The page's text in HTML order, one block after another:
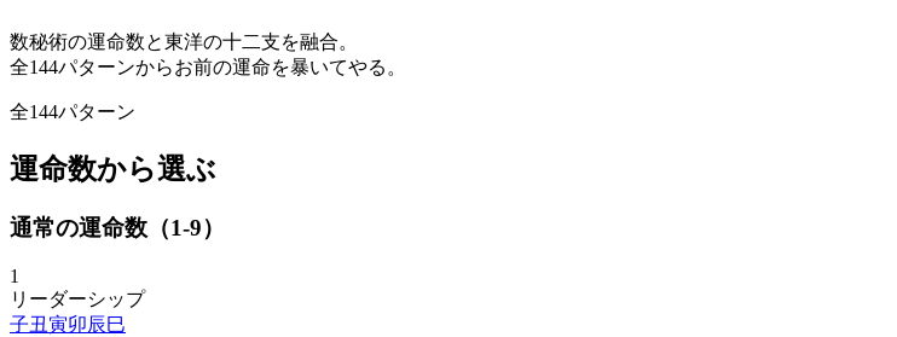
数秘術の運命数と東洋の十二支を融合。
全144パターンからお前の運命を暴いてやる。
全144パターン
運命数から選ぶ
通常の運命数（1-9）
1
リーダーシップ
子丑寅卯辰巳